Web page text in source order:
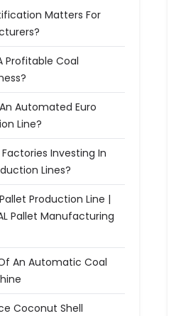
Matters For
Profitable Coal
Automated Euro
Line?
Investing In
Lines?
Production Line |
Pallet Manufacturing
An Automatic Coal
Coconut Shell